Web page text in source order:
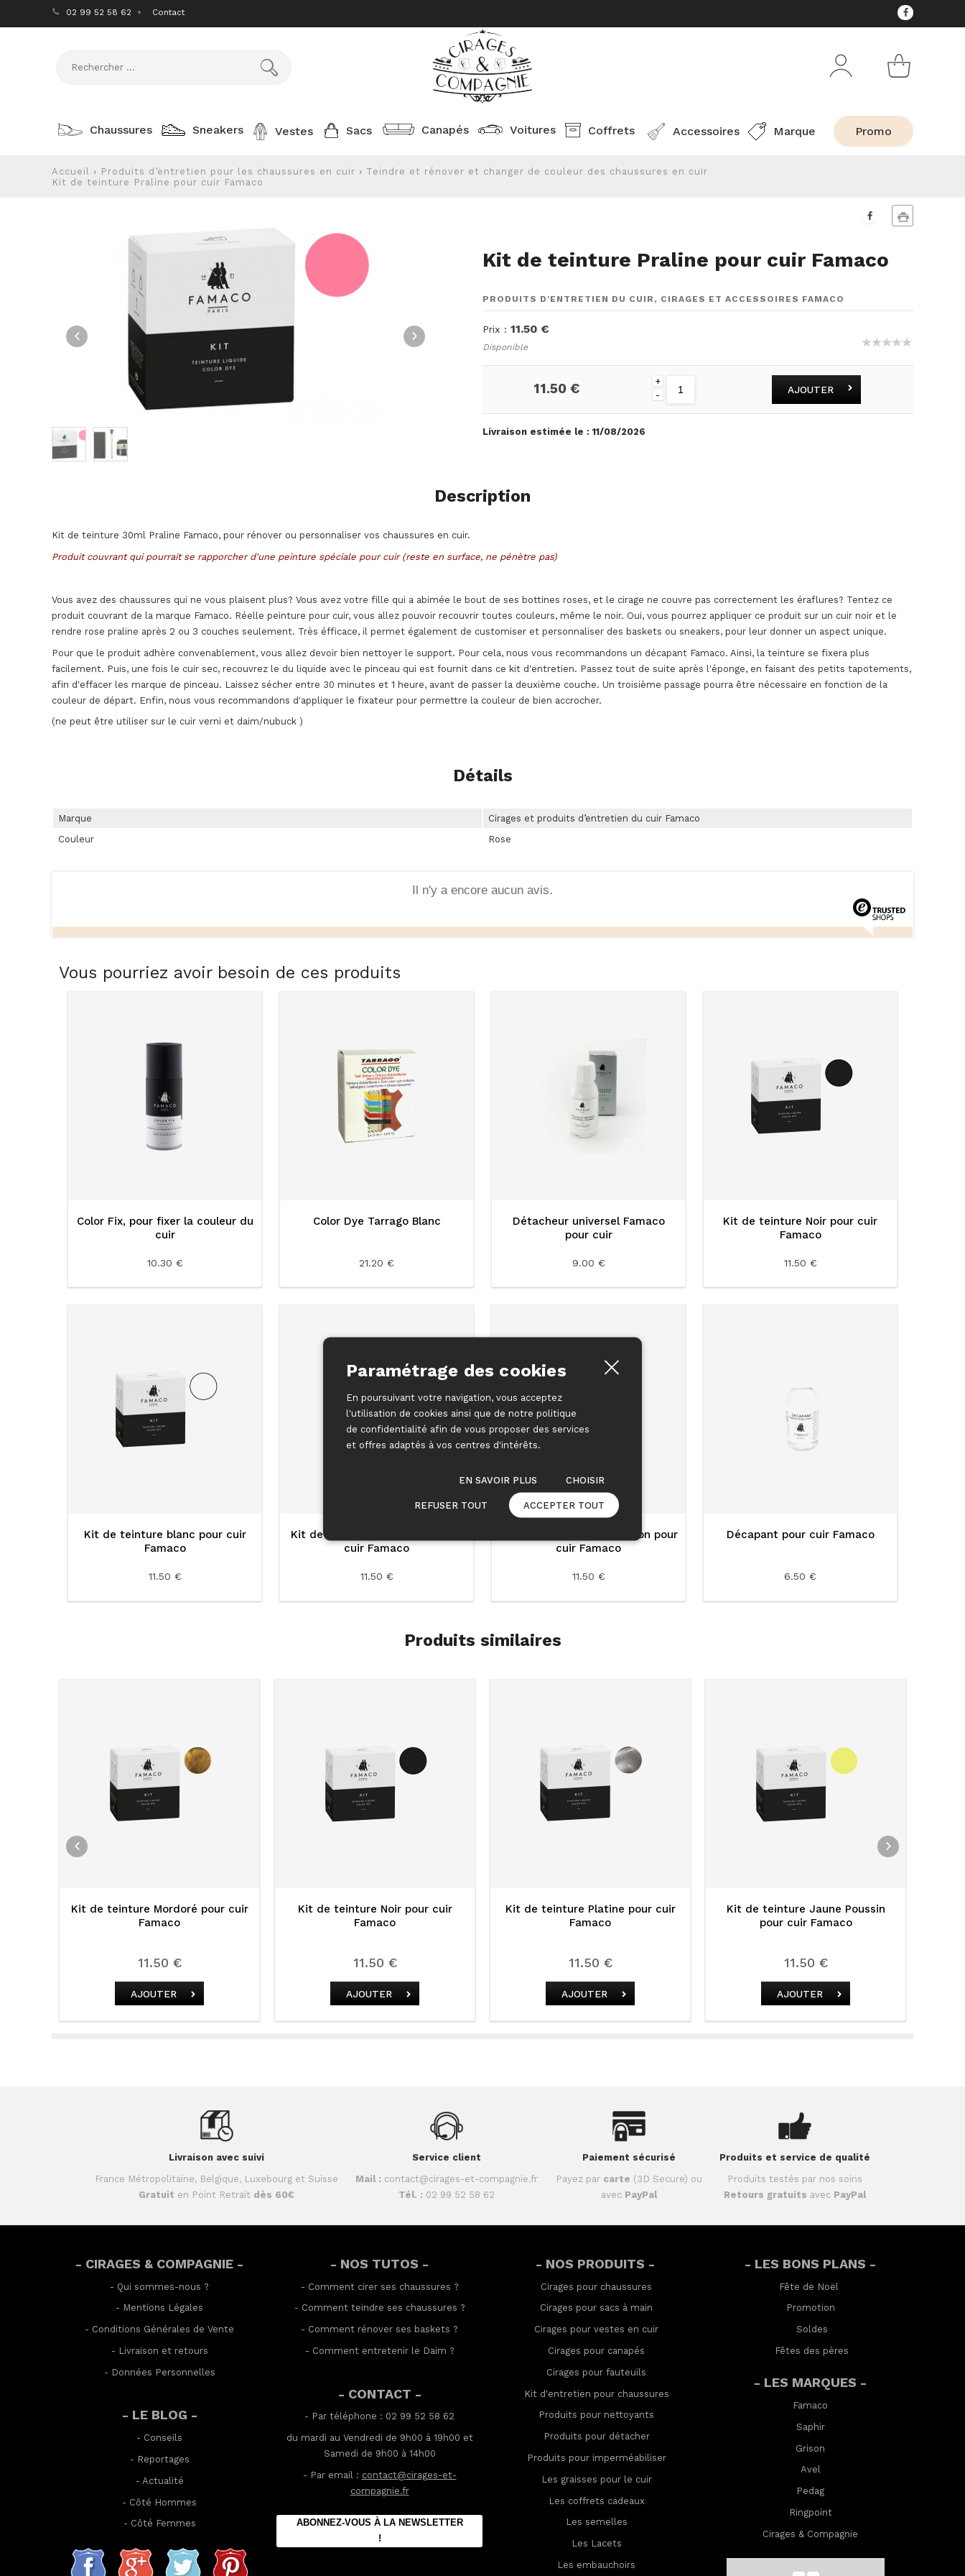
02 99 52 58 62 Contact
Chaussures Sneakers Vestes Sacs Canapés Voitures Coffrets Accessoires Marque Promo
Accueil › Produits d’entretien pour les chaussures en cuir › Teindre et rénover et changer de couleur des chaussures en cuir
Kit de teinture Praline pour cuir Famaco
Kit de teinture Praline pour cuir Famaco
PRODUITS D'ENTRETIEN DU CUIR, CIRAGES ET ACCESSOIRES FAMACO
Prix : 11.50 €
Disponible
11.50 €
+
-
AJOUTER
Livraison estimée le :11/08/2026
Description
Kit de teinture 30ml Praline Famaco, pour rénover ou personnaliser vos chaussures en cuir.
Produit couvrant qui pourrait se rapporcher d'une peinture spéciale pour cuir (reste en surface, ne pénètre pas)
Vous avez des chaussures qui ne vous plaisent plus? Vous avez votre fille qui a abimée le bout de ses bottines roses, et le cirage ne couvre pas correctement les éraflures? Tentez ce
produit couvrant de la marque Famaco. Réelle peinture pour cuir, vous allez pouvoir recouvrir toutes couleurs, même le noir. Oui, vous pourrez appliquer ce produit sur un cuir noir et le
rendre rose praline après 2 ou 3 couches seulement. Très éfficace, il permet également de customiser et personnaliser des baskets ou sneakers, pour leur donner un aspect unique.
Pour que le produit adhère convenablement, vous allez devoir bien nettoyer le support. Pour cela, nous vous recommandons un décapant Famaco. Ainsi, la teinture se fixera plus
facilement. Puis, une fois le cuir sec, recouvrez le du liquide avec le pinceau qui est fournit dans ce kit d'entretien. Passez tout de suite après l'éponge, en faisant des petits tapotements,
afin d'effacer les marque de pinceau. Laissez sécher entre 30 minutes et 1 heure, avant de passer la deuxième couche. Un troisième passage pourra être nécessaire en fonction de la
couleur de départ. Enfin, nous vous recommandons d'appliquer le fixateur pour permettre la couleur de bien accrocher.
(ne peut être utiliser sur le cuir verni et daim/nubuck )
Détails
Marque
Cirages et produits d’entretien du cuir Famaco
Couleur
Rose
Il n'y a encore aucun avis.
Vous pourriez avoir besoin de ces produits
Color Fix, pour fixer la couleur du
cuir
10.30 €
Color Dye Tarrago Blanc
21.20 €
Détacheur universel Famaco
pour cuir
9.00 €
Kit de teinture Noir pour cuir
Famaco
11.50 €
Kit de teinture blanc pour cuir
Famaco
11.50 €
Kit de teinture bleu marine pour
cuir Famaco
11.50 €
Kit de teinture marron vison pour
cuir Famaco
11.50 €
Décapant pour cuir Famaco
6.50 €
Produits similaires
Kit de teinture Mordoré pour cuir
Famaco
11.50 €
AJOUTER
Kit de teinture Noir pour cuir
Famaco
11.50 €
AJOUTER
Kit de teinture Platine pour cuir
Famaco
11.50 €
AJOUTER
Kit de teinture Jaune Poussin
pour cuir Famaco
11.50 €
AJOUTER
Livraison avec suivi
France Métropolitaine, Belgique, Luxebourg et Suisse
Gratuit en Point Retrait dès 60€
Service client
Mail : contact@cirages-et-compagnie.fr
Tél. : 02 99 52 58 62
Paiement sécurisé
Payez par carte (3D Secure) ou
avec PayPal
Produits et service de qualité
Produits testés par nos soins
Retours gratuits avec PayPal
- CIRAGES & COMPAGNIE -
- Qui sommes-nous ?
- Mentions Légales
- Conditions Générales de Vente
- Livraison et retours
- Données Personnelles
- LE BLOG -
- Conseils
- Reportages
- Actualité
- Côté Hommes
- Côté Femmes
- NOS TUTOS -
- Comment cirer ses chaussures ?
- Comment teindre ses chaussures ?
- Comment rénover ses baskets ?
- Comment entretenir le Daim ?
- CONTACT -
- Par téléphone : 02 99 52 58 62
du mardi au Vendredi de 9h00 à 19h00 et
Samedi de 9h00 à 14h00
- Par email : contact@cirages-et-
compagnie.fr
ABONNEZ-VOUS À LA NEWSLETTER
!
- NOS PRODUITS -
Cirages pour chaussures
Cirages pour sacs à main
Cirages pour vestes en cuir
Cirages pour canapés
Cirages pour fauteuils
Kit d'entretien pour chaussures
Produits pour nettoyants
Produits pour détacher
Produits pour imperméabiliser
Les graisses pour le cuir
Les coffrets cadeaux
Les semelles
Les Lacets
Les embauchoirs
- LES BONS PLANS -
Fête de Noël
Promotion
Soldes
Fêtes des pères
- LES MARQUES -
Famaco
Saphir
Grison
Avel
Pedag
Ringpoint
Cirages & Compagnie
Paramétrage des cookies
En poursuivant votre navigation, vous acceptez
l'utilisation de cookies ainsi que de notre politique
de confidentialité afin de vous proposer des services
et offres adaptés à vos centres d'intérêts.
EN SAVOIR PLUS CHOISIR
REFUSER TOUT ACCEPTER TOUT